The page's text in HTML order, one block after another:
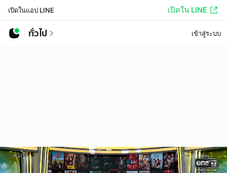
เปิดในแอป LINE เปิดใน LINE
ทั่วไป เข้าสู่ระบบ